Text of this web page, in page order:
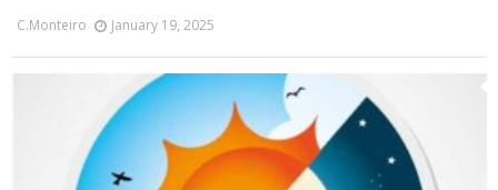
C.monteiro January 19, 2025